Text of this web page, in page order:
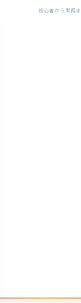
初心者から実務